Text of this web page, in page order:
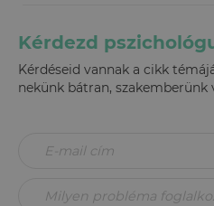
Kérdezd
Kérdéseid vannak a cikk
nekünk bátran, szakemberünk